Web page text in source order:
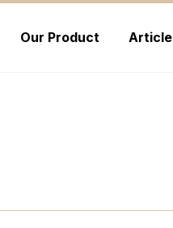
Our Product Article